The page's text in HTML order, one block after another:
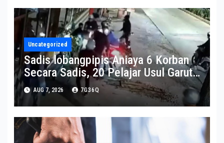
Uncategorized
Sadis lobangpipis Aniaya 6 Korban
Secara Sadis, 20 Pelajar Usul Garut
Nan diperkirakan Gabung Geng
Motor Kena Ciduk Polisi
AUG 7, 2026 7G36Q